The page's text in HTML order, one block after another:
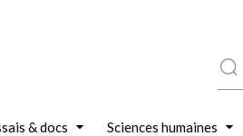
& docs Sciences humaines